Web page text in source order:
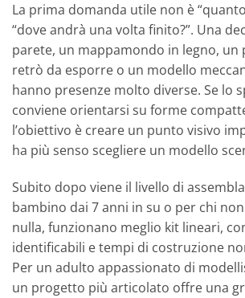
La prima domanda utile non è
“dove andrà una volta finito?”. Una
parete, un mappamondo in legno, un
retrò da esporre o un modello
hanno presenze molto diverse. Se lo
conviene orientarsi su forme
l’obiettivo è creare un punto visivo
ha più senso scegliere un modello
Subito dopo viene il livello di
bambino dai 7 anni in su o per chi
nulla, funzionano meglio kit lineari,
identificabili e tempi di costruzione
Per un adulto appassionato di
un progetto più articolato offre una